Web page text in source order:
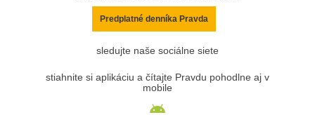
Predplatné denníka Pravda
sledujte naše sociálne siete
stiahnite si aplikáciu a čítajte Pravdu pohodlne aj v
mobile